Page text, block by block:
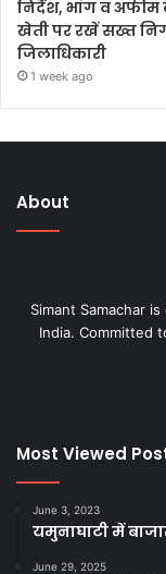
निर्देश, भांग व
खेती पर रखें सख्त
जिलाधिकारी
1 week ago
About
Simant Samachar
India. Committed
Most Viewed
June 3, 2023
यमुनाघाटी में
June 29, 2025